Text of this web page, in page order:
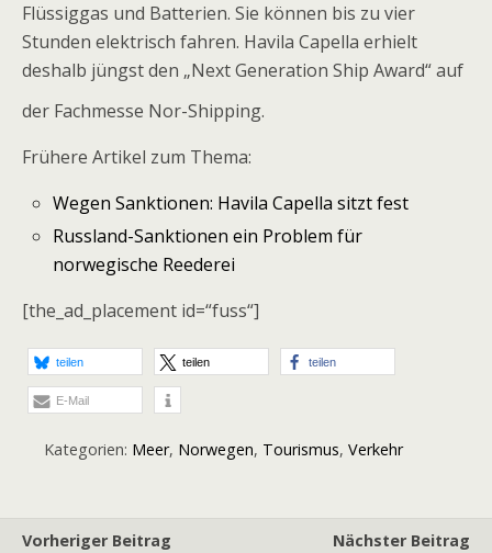
Flüssiggas und Batterien. Sie können bis zu vier
Stunden elektrisch fahren. Havila Capella erhielt
deshalb jüngst den „Next Generation Ship Award“ auf
der Fachmesse Nor-Shipping.
Frühere Artikel zum Thema:
Wegen Sanktionen: Havila Capella sitzt fest
Russland-Sanktionen ein Problem für
norwegische Reederei
[the_ad_placement id=“fuss“]
teilen teilen teilen
E-Mail
Kategorien: Meer, Norwegen, Tourismus, Verkehr
Vorheriger Beitrag
Nächster Beitrag